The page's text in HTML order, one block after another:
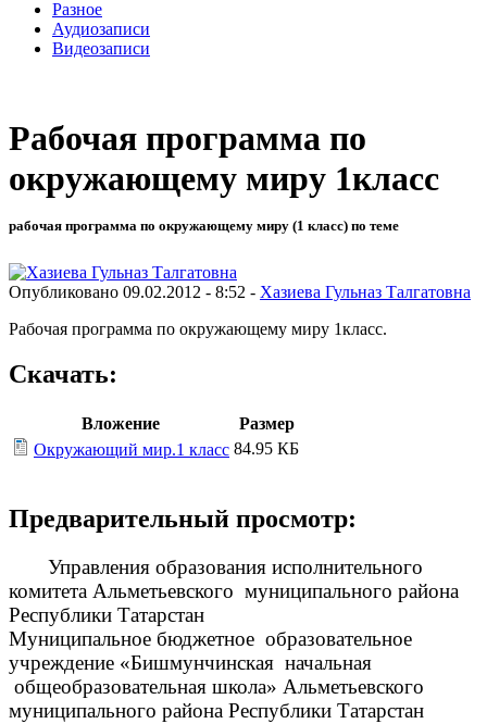
Разное
Аудиозаписи
Видеозаписи
Рабочая программа по
окружающему миру 1класс
рабочая программа по окружающему миру (1 класс) по теме
Опубликовано 09.02.2012 - 8:52 - Хазиева Гульназ Талгатовна
Рабочая программа по окружающему миру 1класс.
Скачать:
Вложение
Размер
Окружающий мир.1 класс 84.95 КБ
Предварительный просмотр:
Управления образования исполнительного
комитета Альметьевского муниципального района
Республики Татарстан
Муниципальное бюджетное образовательное
учреждение «Бишмунчинская начальная
общеобразовательная школа» Альметьевского
муниципального района Республики Татарстан